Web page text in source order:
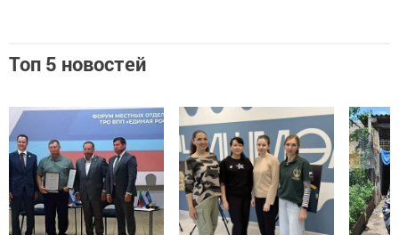
Топ 5 новостей